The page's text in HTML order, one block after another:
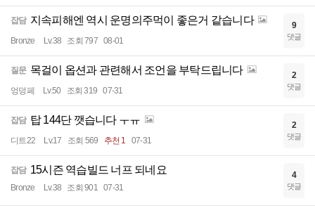
잡담 지속피해엔 역시 운명의주먹이 좋은거 같습니다
Bronze Lv.38 조회 797 08-01
9
댓글
질문 목걸이 옵션과 관련해서 조언을 부탁드립니다
엉덩페 Lv.50 조회 319 07-31
2
댓글
잡담 탑 144단 깻습니다 ㅜㅠ
디트22 Lv.17 조회 569 추천 1 07-31
2
댓글
잡담 15시즌 역습빌드 너프 되네요
Bronze Lv.38 조회 901 07-31
4
댓글